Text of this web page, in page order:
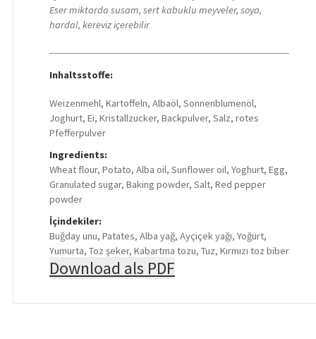
Eser miktarda susam, sert kabuklu meyveler, soya,
hardal, kereviz içerebilir
Inhaltsstoffe:
Weizenmehl, Kartoffeln, Albaöl, Sonnenblumenöl,
Joghurt, Ei, Kristallzucker, Backpulver, Salz, rotes
Pfefferpulver
Ingredients:
Wheat flour, Potato, Alba oil, Sunflower oil, Yoghurt, Egg,
Granulated sugar, Baking powder, Salt, Red pepper
powder
İçindekiler:
Buğday unu, Patates, Alba yağ, Ayçiçek yağı, Yoğurt,
Yumurta, Toz şeker, Kabartma tozu, Tuz, Kırmızı toz biber
Download als PDF